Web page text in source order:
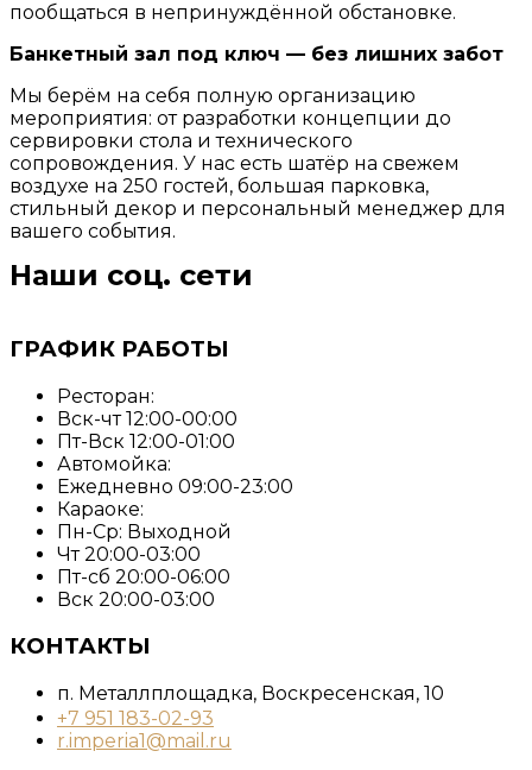
пообщаться в непринуждённой обстановке.
Банкетный зал под ключ — без лишних забот
Мы берём на себя полную организацию
мероприятия: от разработки концепции до
сервировки стола и технического
сопровождения. У нас есть шатёр на свежем
воздухе на 250 гостей, большая парковка,
стильный декор и персональный менеджер для
вашего события.
Наши соц. сети
ГРАФИК РАБОТЫ
Ресторан:
Вск-чт 12:00-00:00
Пт-Вск 12:00-01:00
Автомойка:
Ежедневно 09:00-23:00
Караоке:
Пн-Ср: Выходной
Чт 20:00-03:00
Пт-сб 20:00-06:00
Вск 20:00-03:00
КОНТАКТЫ
п. Металлплощадка, ​Воскресенская, 10​
+7 951 183-02-93
r.imperia1@mail.ru